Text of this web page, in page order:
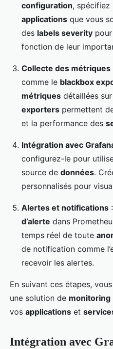
configuration, spécifiez
applications que vous
des labels severity
fonction de leur
Collecte des métriques
comme le blackbox
métriques détaillées
exporters permettent
et la performance des
Intégration avec
configurez-le pour
source de données.
personnalisés pour
Alertes et notifications
d’alerte dans
temps réel de toute
de notification comme
recevoir les alertes.
En suivant ces étapes,
une solution de monitoring
vos applications et
Intégration avec